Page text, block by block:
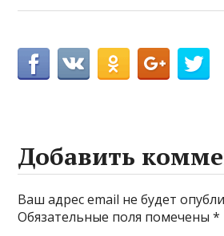
Добавить
Ваш адрес email не будет
Обязательные поля помечены*